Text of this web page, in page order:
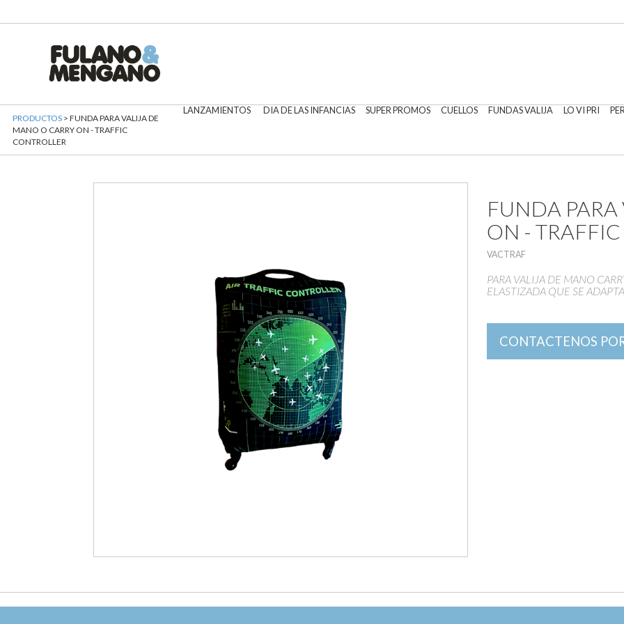
LANZAMIENTOS DIA DE LAS INFANCIAS SUPER PROMOS CUELLOS FUNDAS VALIJA LO VI PRI
PRODUCTOS > FUNDA PARA VALIJA DE
MANO O CARRY ON - TRAFFIC
CONTROLLER
FUNDA
ON -
VACTRAF
PARA VALIJA DE MANO
ELASTIZADA QUE SE
CONTACTENOS